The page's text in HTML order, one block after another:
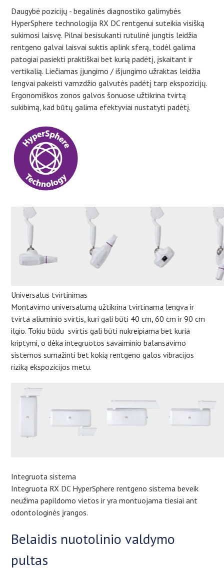
Daugybė pozicijų - begalinės diagnostiko galimybės
HyperSphere technologija RX DC rentgenui suteikia visišką
sukimosi laisvę. Pilnai besisukanti rutulinė jungtis leidžia
rentgeno galvai laisvai suktis aplink sferą, todėl galima
patogiai pasiekti praktiškai bet kurią padėtį, įskaitant ir
vertikalią. Liečiamas įjungimo / išjungimo užraktas leidžia
lengvai pakeisti vamzdžio galvutės padėtį tarp ekspozicijų.
Ergonomiškos zonos galvos šonuose užtikrina tvirtą
sukibimą, kad būtų galima efektyviai nustatyti padėtį.
Universalus tvirtinimas
Montavimo universalumą užtikrina tvirtinama lengva ir
tvirta aliuminio svirtis, kuri gali būti 40 cm, 60 cm ir 90 cm
ilgio. Tokiu būdu svirtis gali būti nukreipiama bet kuria
kriptymi, o dėka integruotos savaiminio balansavimo
sistemos sumažinti bet kokią rentgeno galos vibracijos
riziką ekspozicijos metu.
Integruota sistema
Integruota RX DC HyperSphere rentgeno sistema beveik
neužima papildomo vietos ir yra montuojama tiesiai ant
odontologinės įrangos.
Belaidis nuotolinio valdymo
pultas